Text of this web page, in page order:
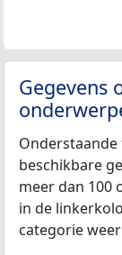
Gegevens
beschikbare
meer dan 100
in de
categorie